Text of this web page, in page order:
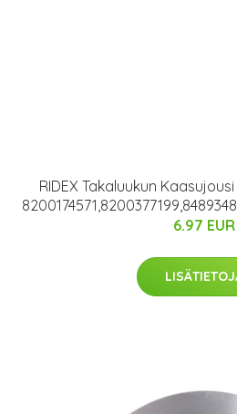
RIDEX Takaluukun Kaasujousi
6.97 EUR